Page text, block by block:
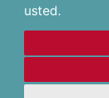
usted.